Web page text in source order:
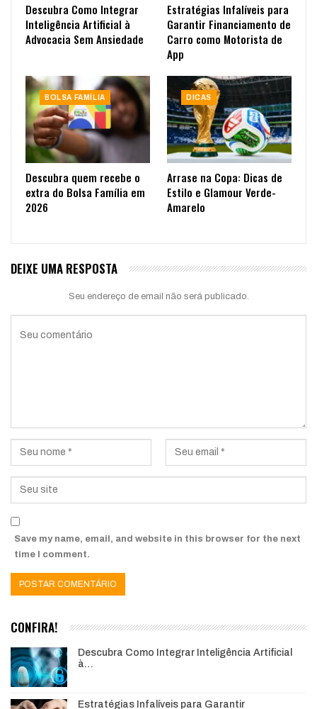
Descubra Como Integrar
Inteligência Artificial à
Advocacia Sem Ansiedade
Estratégias Infalíveis para
Garantir Financiamento de
Carro como Motorista de
App
BOLSA FAMÍLIA
Descubra quem recebe o
extra do Bolsa Família em
2026
DICAS
Arrase na Copa: Dicas de
Estilo e Glamour Verde-
Amarelo
DEIXE UMA RESPOSTA
Seu endereço de email não será publicado.
Save my name, email, and website in this browser for the next
time I comment.
CONFIRA!
Descubra Como Integrar Inteligência Artificial
à…
Estratégias Infalíveis para Garantir